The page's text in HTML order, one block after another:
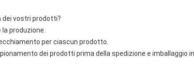
dei vostri prodotti?
la produzione.
per ciascun prodotto.
dei prodotti prima della spedizione e imballaggio